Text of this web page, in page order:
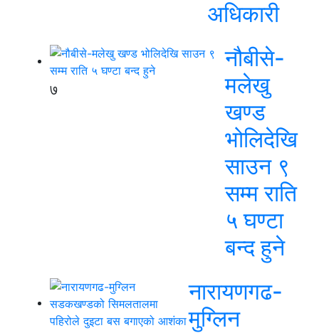
अधिकारी
७
नौबीसे-
मलेखु
खण्ड
भोलिदेखि
साउन ९
सम्म राति
५ घण्टा
बन्द हुने
नारायणगढ-
मुग्लिन